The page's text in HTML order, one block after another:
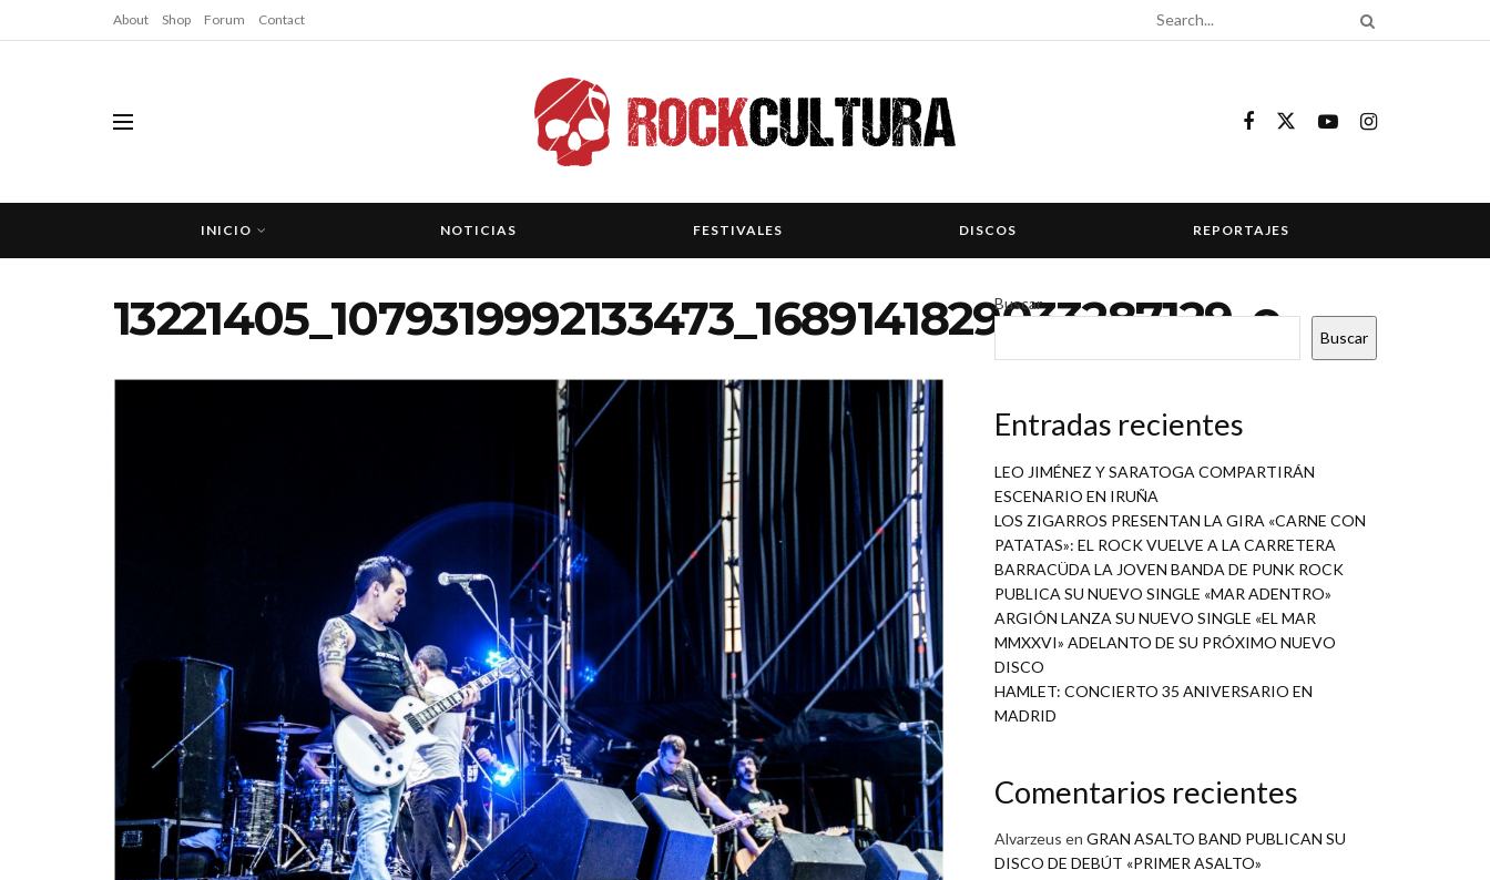
About Shop Forum Contact
INICIO NOTICIAS FESTIVALES DISCOS REPORTAJES
13221405_1079319992133473_1689141829033287129_o
Buscar
Buscar
Entradas recientes
LEO JIMÉNEZ Y SARATOGA COMPARTIRÁN
ESCENARIO EN IRUÑA
LOS ZIGARROS PRESENTAN LA GIRA «CARNE CON
PATATAS»: EL ROCK VUELVE A LA CARRETERA
BARRACÜDA LA JOVEN BANDA DE PUNK ROCK
PUBLICA SU NUEVO SINGLE «MAR ADENTRO»
ARGIÓN LANZA SU NUEVO SINGLE «EL MAR
MMXXVI» ADELANTO DE SU PRÓXIMO NUEVO
DISCO
HAMLET: CONCIERTO 35 ANIVERSARIO EN
MADRID
Comentarios recientes
Alvarzeus en GRAN ASALTO BAND PUBLICAN SU
DISCO DE DEBÚT «PRIMER ASALTO»